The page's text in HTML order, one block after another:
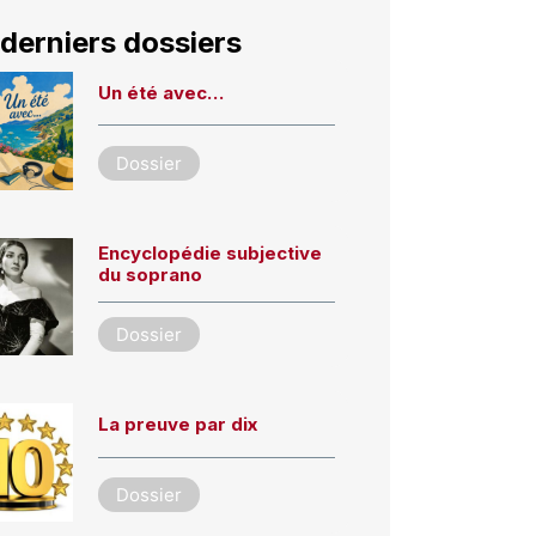
dossiers
Un été avec…
Dossier
Encyclopédie subjective
du soprano
Dossier
La preuve par dix
Dossier